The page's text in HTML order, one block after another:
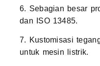
6. Sebagian besar
dan ISO 13485.
7. Kustomisasi
untuk mesin listrik.